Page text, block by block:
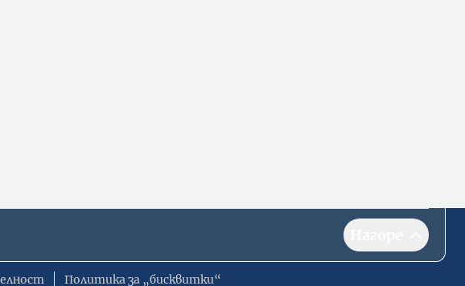
Политика за „бисквитки“